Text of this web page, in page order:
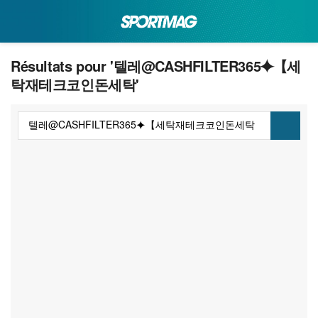
Résultats pour '텔레@CASHFILTER365⯌【세
탁재테크코인돈세탁'